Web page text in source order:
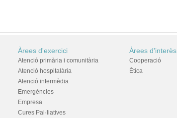
Àrees d'exercici
Atenció primària i comunitària
Atenció hospitalària
Atenció intermèdia
Emergències
Empresa
Cures Pal·liatives
Àrees d'interès
Cooperació
Ètica